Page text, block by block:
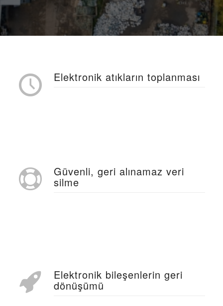
Elektronik atıkların toplanması
Güvenli, geri alınamaz veri
silme
Elektronik bileşenlerin geri
dönüşümü